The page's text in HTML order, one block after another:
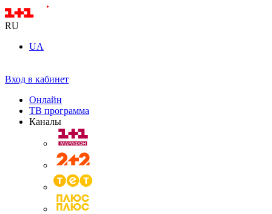
RU
UA
Вход в кабинет
Онлайн
ТВ программа
Каналы